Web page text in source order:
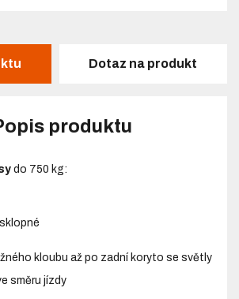
Dotaz na produkt
produktu
do 750 kg:
kloubu až po zadní koryto se světly
směru jízdy